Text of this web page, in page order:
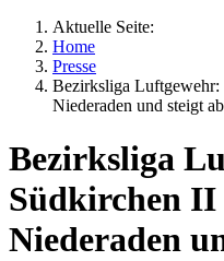
Aktuelle Seite:
Home
Presse
Bezirksliga Luftgewehr:
Niederaden und steigt ab
Bezirksliga
Südkirchen II
Niederaden